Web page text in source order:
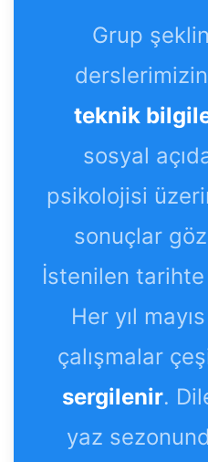
Grup
teknik
sosyal
psikolojisi
sonuçlar
İstenilen tarihte
Her yıl
çalışmalar
sergilenir.
yaz